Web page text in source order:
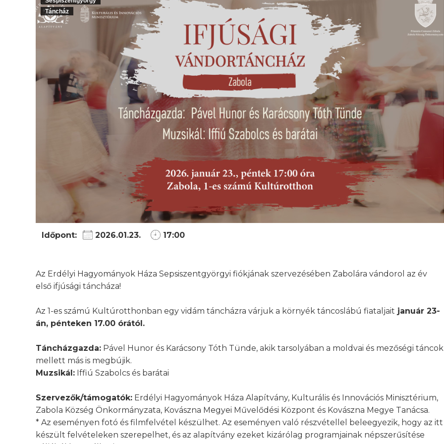
Táncház
Időpont: 2026.01.23. 17:00
Az Erdélyi Hagyományok Háza Sepsiszentgyörgyi fiókjának szervezésében Zabolára vándorol az év
első ifjúsági táncháza!
Az 1-es számú Kultúrotthonban egy vidám táncházra várjuk a környék táncoslábú fiataljait január 23-
án, pénteken 17.00 órától.
Táncházgazda: Pável Hunor és Karácsony Tóth Tünde, akik tarsolyában a moldvai és mezőségi táncok
mellett más is megbújik.
Muzsikál: Iffiú Szabolcs és barátai
Szervezők/támogatók: Erdélyi Hagyományok Háza Alapítvány, Kulturális és Innovációs Minisztérium,
Zabola Község Önkormányzata, Kovászna Megyei Művelődési Központ és Kovászna Megye Tanácsa.
* Az eseményen fotó és filmfelvétel készülhet. Az eseményen való részvétellel beleegyezik, hogy az itt
készült felvételeken szerepelhet, és az alapítvány ezeket kizárólag programjainak népszerűsítése